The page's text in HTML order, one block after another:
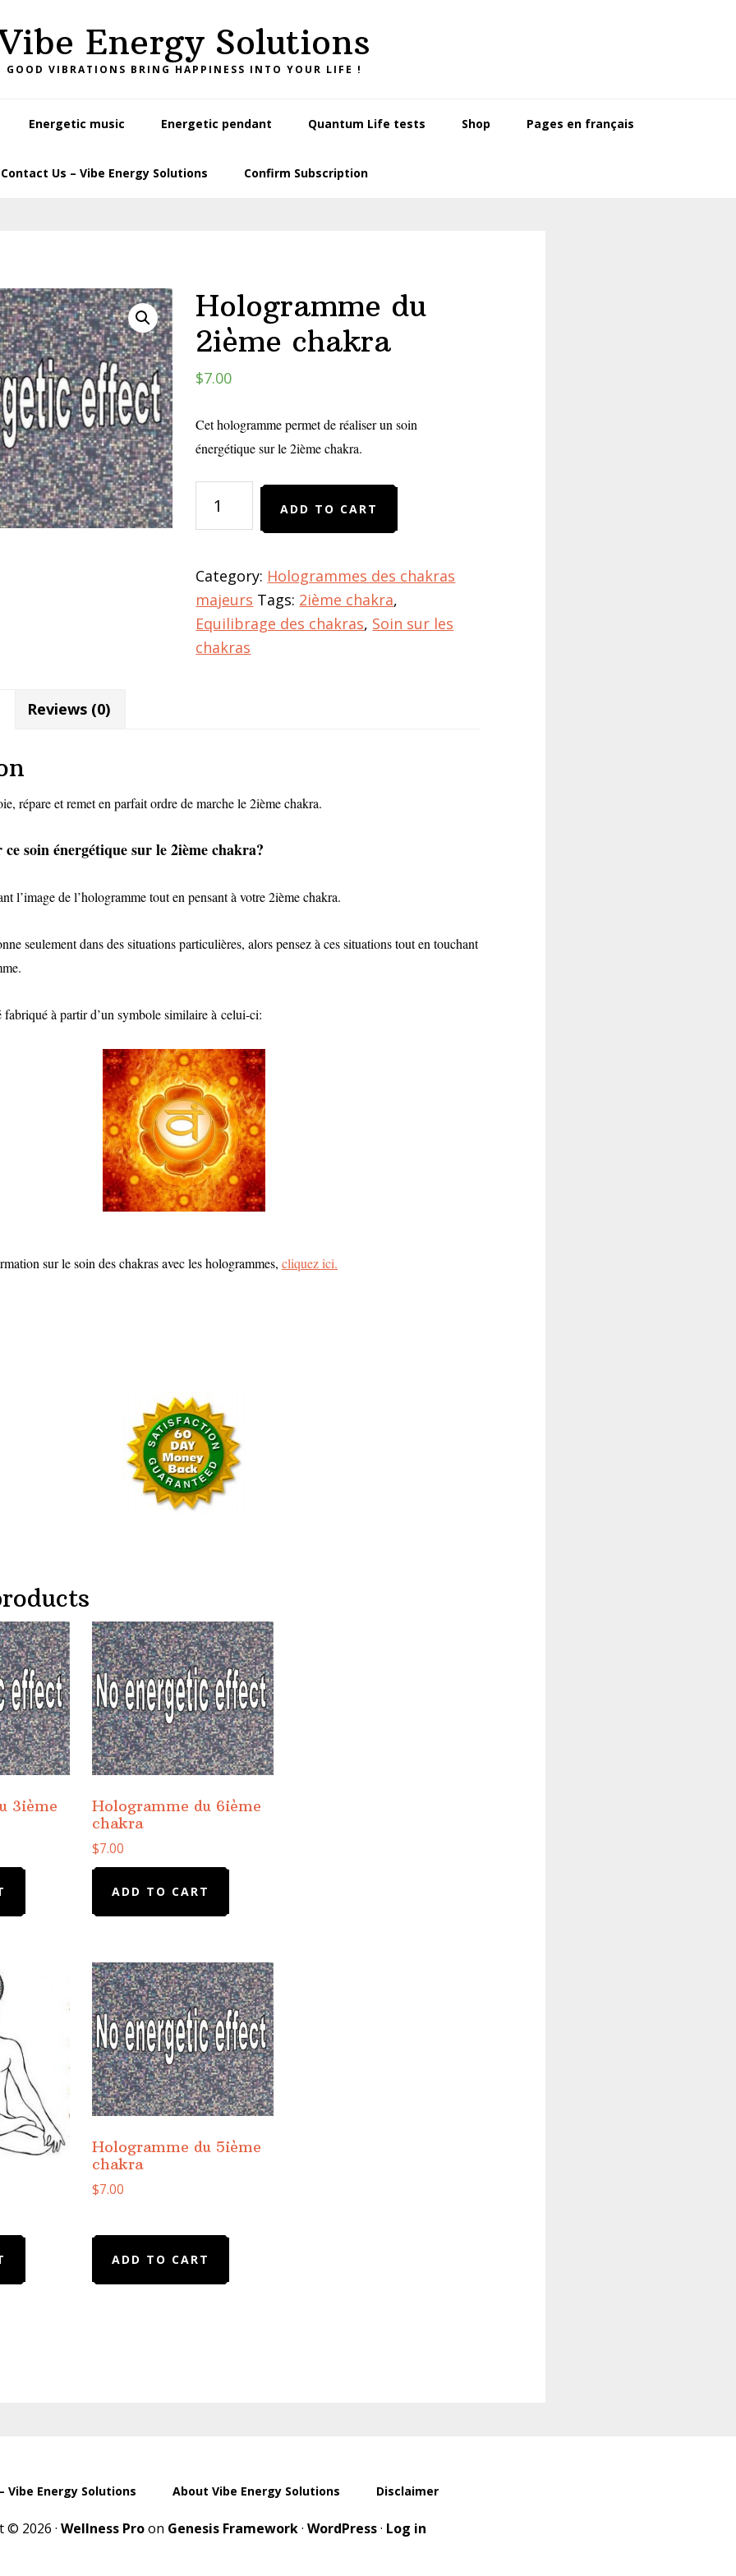
Energy Solutions
GOOD VIBRATIONS BRING HAPPINESS INTO YOUR LIFE !
Energetic music Energetic pendant Quantum Life tests Shop Pages en français
Contact Us – Vibe Energy Solutions Confirm Subscription
Hologramme du
2ième chakra
$7.00
Cet hologramme permet de réaliser un soin
énergétique sur le 2ième chakra.
Hologramme
quantity
ADD TO CART
Category: Hologrammes des chakras
majeurs Tags: 2ième chakra,
Equilibrage des chakras, Soin sur les
chakras
Reviews (0)
répare et remet en parfait ordre de marche le 2ième chakra.
soin énergétique sur le 2ième chakra?
l’image de l’hologramme tout en pensant à votre 2ième chakra.
seulement dans des situations particulières, alors pensez à ces situations tout en touchant
fabriqué à partir d’un symbole similaire à celui-ci:
sur le soin des chakras avec les hologrammes, cliquez ici.
3ième
Hologramme du 6ième
chakra
$7.00
ADD TO CART
Hologramme du 5ième
chakra
$7.00
ADD TO CART
Vibe Energy Solutions About Vibe Energy Solutions Disclaimer
2026 · Wellness Proon Genesis Framework· WordPress· Log in